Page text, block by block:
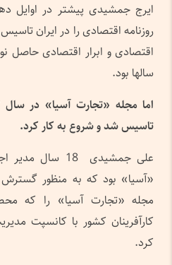
روزنامه اقتصادی را در ایران
اقتصادی و ابرار اقتصادی حاصل
سالها بود.
اما مجله «
تاسیس شد و شروع به کار کرد.
علی جمشیدی 18
«آسیا» بود که به منظور
مجله «تجارت آسیا» را که
کارآفرینان کشور با کانسپت
کرد.